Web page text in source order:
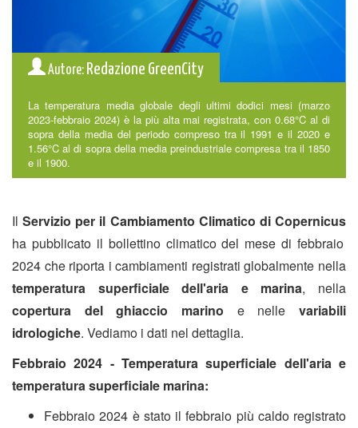
Autore: Redazione GreenCity
La temperatura media globale degli ultimi dodici mesi (marzo
2023-febbraio 2024) è la più alta mai registrata, con 0.68°C al di
sopra della media del periodo compreso tra il 1991 e il 2020 e
1.56°C al di sopra della media preindustriale compresa tra il 1850
e il 1900.
IlServizio per il Cambiamento Climatico di Copernicus
ha pubblicato il bollettino climatico del mese di febbraio
2024 che riporta i cambiamenti registrati globalmente nella
temperatura superficiale dell'aria e marina, nella
copertura del ghiaccio marino e nelle variabili
idrologiche. Vediamo i dati nel dettaglia.
Febbraio 2024 - Temperatura superficiale dell'aria e
temperatura superficiale marina:
Febbraio 2024 è stato il febbraio più caldo registrato